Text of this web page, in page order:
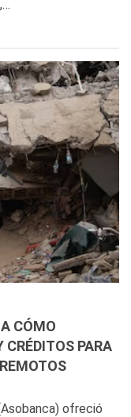
CÓMO
CRÉDITOS PARA
ofreció